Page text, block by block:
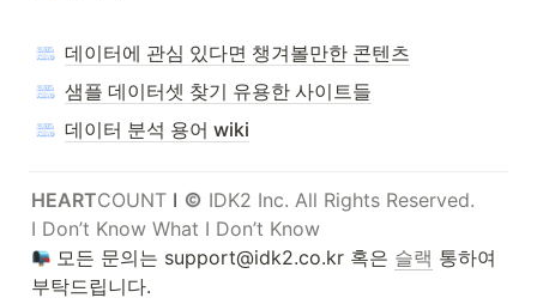
데이터에 관심 있다면 챙겨볼만한 콘텐츠
샘플 데이터셋 찾기 유용한 사이트들
데이터 분석 용어 wiki
HEARTCOUNT I
IDK2 Inc. All Rights Reserved.
모든 문의는 support@idk2.co.kr 혹은 슬랙 통하여
부탁드립니다.